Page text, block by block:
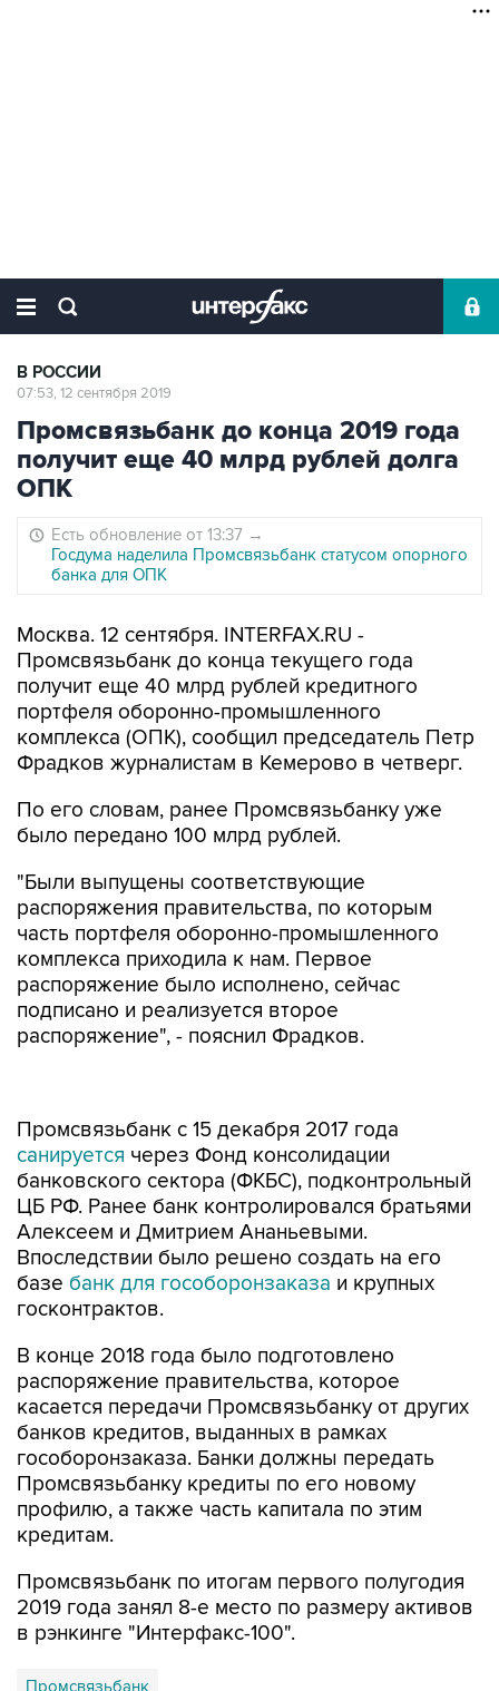
В РОССИИ
07:53, 12 сентября 2019
Промсвязьбанк до конца 2019 года
получит еще 40 млрд рублей долга
ОПК
Есть обновление от 13:37 →
Госдума наделила Промсвязьбанк статусом опорного
банка для ОПК
Москва. 12 сентября. INTERFAX.RU -
Промсвязьбанк до конца текущего года
получит еще 40 млрд рублей кредитного
портфеля оборонно-промышленного
комплекса (ОПК), сообщил председатель Петр
Фрадков журналистам в Кемерово в четверг.
По его словам, ранее Промсвязьбанку уже
было передано 100 млрд рублей.
"Были выпущены соответствующие
распоряжения правительства, по которым
часть портфеля оборонно-промышленного
комплекса приходила к нам. Первое
распоряжение было исполнено, сейчас
подписано и реализуется второе
распоряжение", - пояснил Фрадков.
банковского сектора (ФКБС), подконтрольный
ЦБ РФ. Ранее банк контролировался братьями
Алексеем и Дмитрием Ананьевыми.
Впоследствии было решено создать на его
базебанк для гособоронзаказаи крупных
госконтрактов.
В конце 2018 года было подготовлено
касается передачи Промсвязьбанку от других
банков кредитов, выданных в рамках
гособоронзаказа. Банки должны передать
Промсвязьбанку кредиты по его новому
профилю, а также часть капитала по этим
кредитам.
Промсвязьбанк по итогам первого полугодия
в рэнкинге "Интерфакс-100".
Промсвязьбанк